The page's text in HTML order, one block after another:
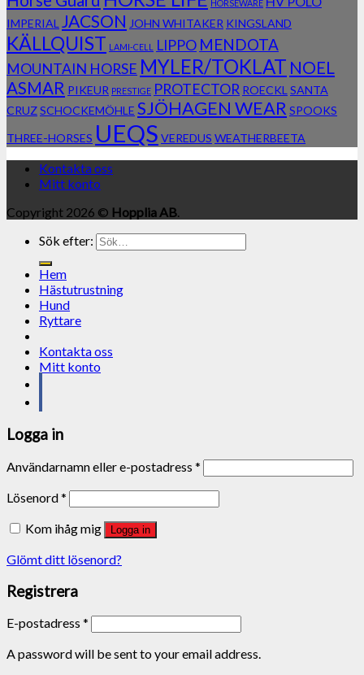
HORSEWARE
IMPERIAL JACSON JOHN WHITAKER KINGSLAND
KÄLLQUIST LAMI-CELL LIPPO MENDOTA
MOUNTAIN HORSE MYLER/TOKLAT NOEL
ASMAR PIKEUR PRESTIGE PROTECTOR ROECKL SANTA
CRUZSCHOCKEMÖHLE SJÖHAGEN WEAR SPOOKS
THREE-HORSES UEQS VEREDUS WEATHERBEETA
Kontakta oss
Mitt konto
Copyright 2026 © Hopplia AB.
Sök efter:
Hem
Hästutrustning
Hund
Ryttare
Kontakta oss
Mitt konto
Logga in
Användarnamn eller e-postadress *
Lösenord*
Kom ihåg mig
Logga in
Glömt ditt lösenord?
Registrera
E-postadress *
A password will be sent to your email address.